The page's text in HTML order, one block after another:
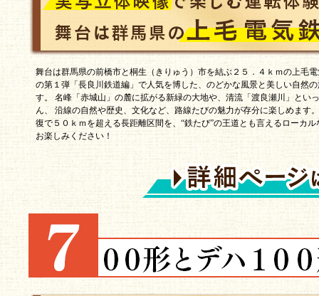
舞台は群馬県の前橋市と桐生（きりゅう）市を結ぶ２５．４ｋｍの上毛
の第１弾「長良川鉄道編」で人気を博した、のどかな風景と美しい自然
す。 名峰「赤城山」の麓に拡がる新緑の大地や、清流「渡良瀬川」とい
ん、 沿線の自然や歴史、文化など、路線たびの魅力が存分に楽しめます
復で５０ｋｍを超える長距離区間を、“鉄たび”の王道とも言えるローカ
お楽しみください！